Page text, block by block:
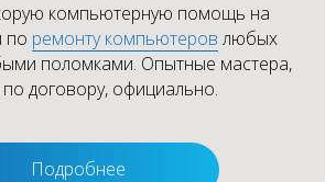
компьютерную помощь на
по ремонту компьютеров любых
поломками. Опытные мастера,
договору, официально.
Подробнее